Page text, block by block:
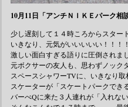
10月11日「アンチＮＩＫＥパーク
少し遅刻して１４時ころからスタート
いきなり、元気がいいいいい！！！
激しい面白すぎる語りに圧倒されまし
元ボクサーの友人も、思わずノック
スペースシャワーTVに、いきなり取
スケーターが「スケートパークで
バーべQに来た３人連れが「入れな